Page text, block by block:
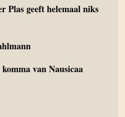
Plas geeft helemaal niks
van Nausicaa